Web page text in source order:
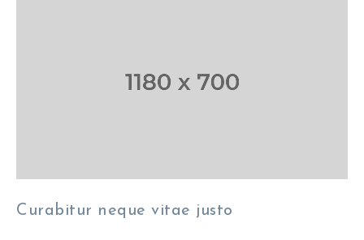
Curabitur neque vitae justo